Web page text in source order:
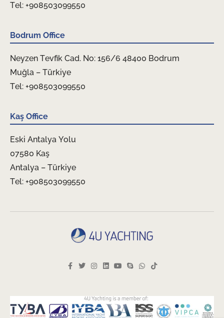
Tel: +908503099550
Bodrum Office
Neyzen Tevfik Cad. No: 156/6 48400 Bodrum
Muğla – Türkiye
Tel: +908503099550
Kaş Office
Eski Antalya Yolu
07580 Kaş
Antalya – Türkiye
Tel: +908503099550